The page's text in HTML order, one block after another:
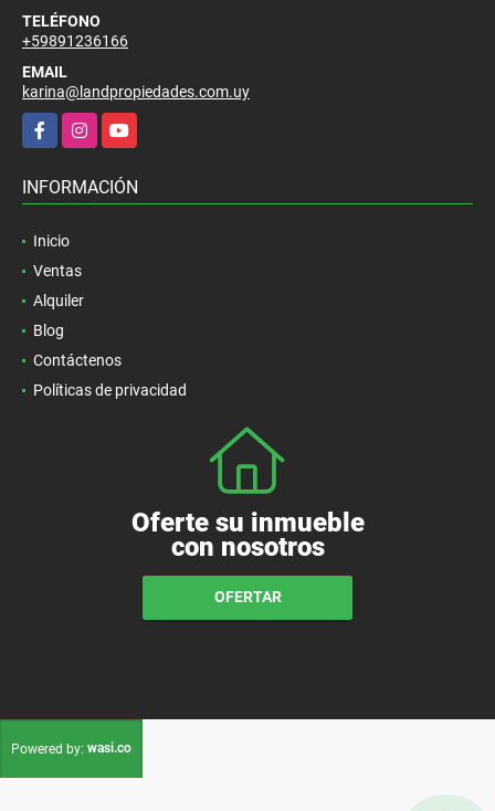
TELÉFONO
+59891236166
EMAIL
karina@landpropiedades.com.uy
FacebookInstagramYouTube
INFORMACIÓN
Inicio
Ventas
Alquiler
Blog
Contáctenos
Políticas de privacidad
Oferte su inmueble
con nosotros
OFERTAR
Powered by: wasi.co